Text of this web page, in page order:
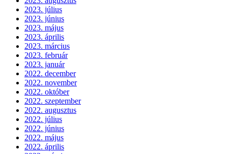
2023. július
2023. június
2023. május
2023. április
2023. március
2023. február
2023. január
2022. december
2022. november
2022. október
2022. szeptember
2022. augusztus
2022. július
2022. június
2022. május
2022. április